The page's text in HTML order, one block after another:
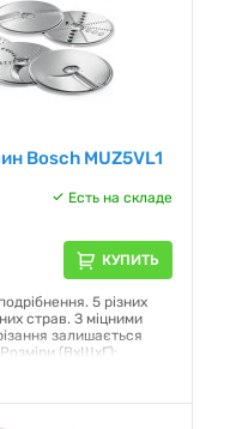
Bosch MUZ5VL1
Есть на складе
КУПИТЬ
5 різних
страв. З міцними
залишається
(ВхШхГ):